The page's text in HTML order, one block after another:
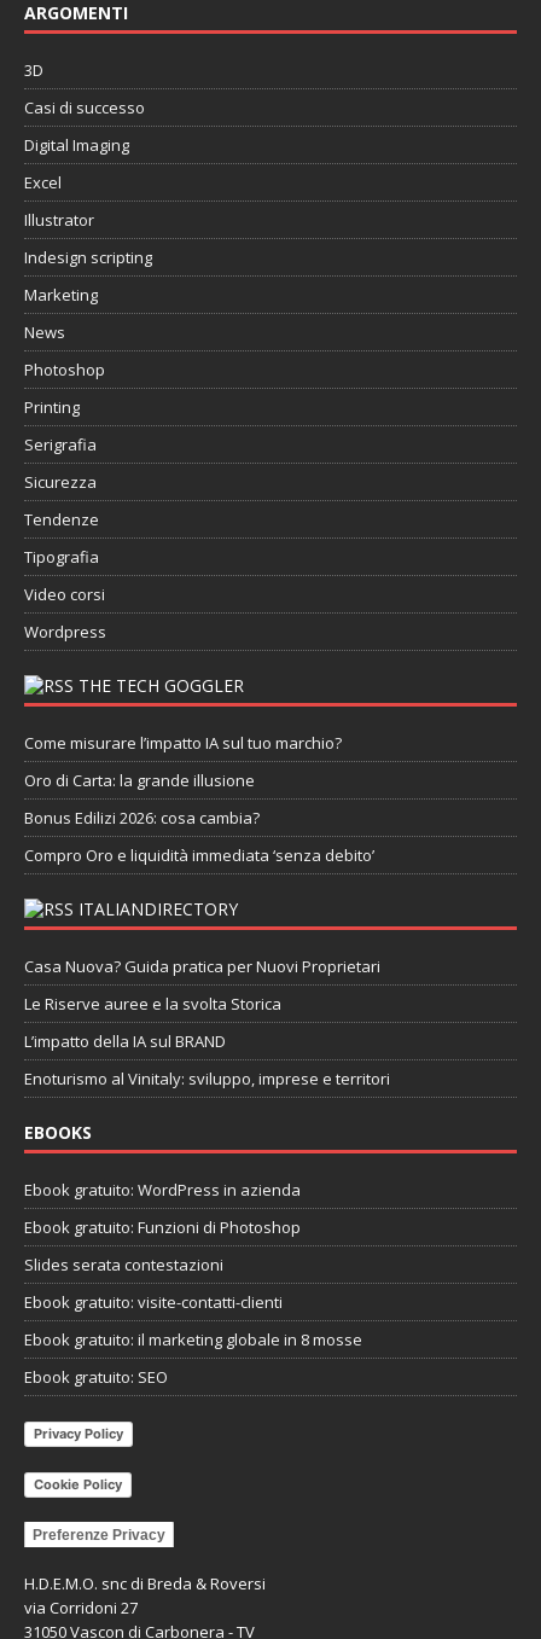
ARGOMENTI
3D
Casi di successo
Digital Imaging
Excel
Illustrator
Indesign scripting
Marketing
News
Photoshop
Printing
Serigrafia
Sicurezza
Tendenze
Tipografia
Video corsi
Wordpress
THE TECH GOGGLER
Come misurare l’impatto IA sul tuo marchio?
Oro di Carta: la grande illusione
Bonus Edilizi 2026: cosa cambia?
Compro Oro e liquidità immediata ‘senza debito’
ITALIANDIRECTORY
Casa Nuova? Guida pratica per Nuovi Proprietari
Le Riserve auree e la svolta Storica
L’impatto della IA sul BRAND
Enoturismo al Vinitaly: sviluppo, imprese e territori
EBOOKS
Ebook gratuito: WordPress in azienda
Ebook gratuito: Funzioni di Photoshop
Slides serata contestazioni
Ebook gratuito: visite-contatti-clienti
Ebook gratuito: il marketing globale in 8 mosse
Ebook gratuito: SEO
Privacy Policy
Cookie Policy
Preferenze Privacy
H.D.E.M.O. snc di Breda & Roversi
via Corridoni 27
31050 Vascon di Carbonera - TV